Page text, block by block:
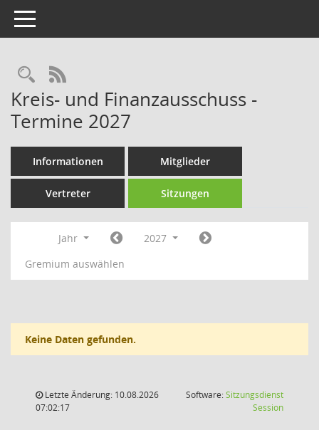
Toggle navigation
Rechercheauswahl
RSS-Feed
Kreis- und Finanzausschuss -
Termine 2027
Informationen Mitglieder
Vertreter Sitzungen
Jahr
2027
Gremium auswählen
Keine Daten gefunden.
Letzte Änderung: 10.08.2026
07:02:17
Software:Sitzungsdienst
Session(Wird in